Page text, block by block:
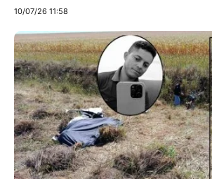
10/07/26 11:58